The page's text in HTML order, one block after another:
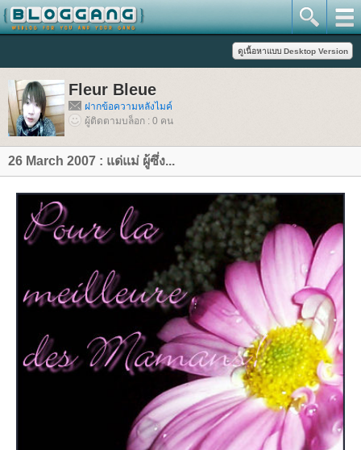
Fleur Bleue
ฝากข้อความหลังไมค์
ผู้ติดตามบล็อก : 0 คน
26 March 2007 : แด่แม่ ผู้ซึ่ง...